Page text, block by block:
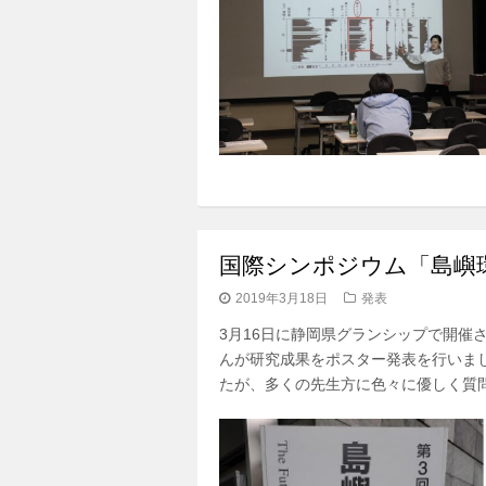
国際シンポジウム「島
2019年3月18日 発表
3月16日に静岡県グランシップで開催
んが研究成果をポスター発表を行い
たが、多くの先生方に色々に優しく